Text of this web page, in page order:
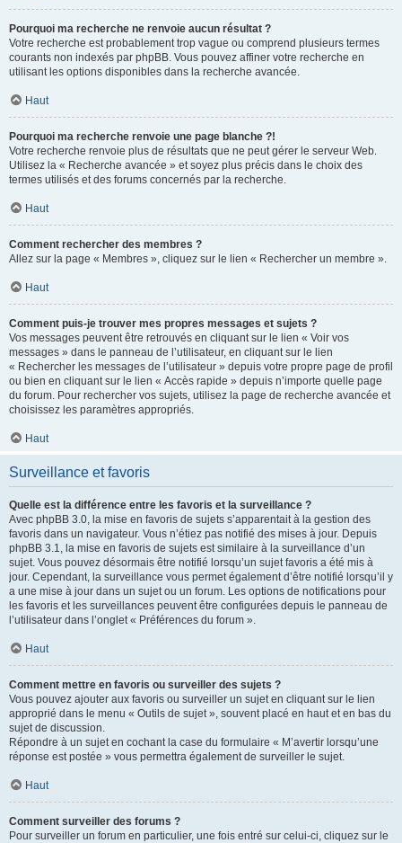
Pourquoi ma recherche ne renvoie aucun résultat ?
Votre recherche est probablement trop vague ou comprend plusieurs termes
courants non indexés par phpBB. Vous pouvez affiner votre recherche en
utilisant les options disponibles dans la recherche avancée.
Haut
Pourquoi ma recherche renvoie une page blanche ?!
Votre recherche renvoie plus de résultats que ne peut gérer le serveur Web.
Utilisez la « Recherche avancée » et soyez plus précis dans le choix des
termes utilisés et des forums concernés par la recherche.
Haut
Comment rechercher des membres ?
Allez sur la page « Membres », cliquez sur le lien « Rechercher un membre ».
Haut
Comment puis-je trouver mes propres messages et sujets ?
Vos messages peuvent être retrouvés en cliquant sur le lien « Voir vos
messages » dans le panneau de l’utilisateur, en cliquant sur le lien
« Rechercher les messages de l’utilisateur » depuis votre propre page de profil
ou bien en cliquant sur le lien « Accès rapide » depuis n’importe quelle page
du forum. Pour rechercher vos sujets, utilisez la page de recherche avancée et
choisissez les paramètres appropriés.
Haut
Surveillance et favoris
Quelle est la différence entre les favoris et la surveillance ?
Avec phpBB 3.0, la mise en favoris de sujets s’apparentait à la gestion des
favoris dans un navigateur. Vous n’étiez pas notifié des mises à jour. Depuis
phpBB 3.1, la mise en favoris de sujets est similaire à la surveillance d’un
sujet. Vous pouvez désormais être notifié lorsqu’un sujet favoris a été mis à
jour. Cependant, la surveillance vous permet également d’être notifié lorsqu’il y
a une mise à jour dans un sujet ou un forum. Les options de notifications pour
les favoris et les surveillances peuvent être configurées depuis le panneau de
l’utilisateur dans l’onglet « Préférences du forum ».
Haut
Comment mettre en favoris ou surveiller des sujets ?
Vous pouvez ajouter aux favoris ou surveiller un sujet en cliquant sur le lien
approprié dans le menu « Outils de sujet », souvent placé en haut et en bas du
sujet de discussion.
Répondre à un sujet en cochant la case du formulaire « M’avertir lorsqu’une
réponse est postée » vous permettra également de surveiller le sujet.
Haut
Comment surveiller des forums ?
Pour surveiller un forum en particulier, une fois entré sur celui-ci, cliquez sur le